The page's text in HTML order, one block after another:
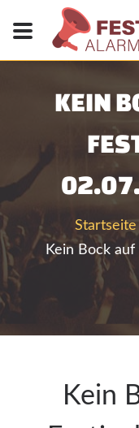
KEIN
Startseite
Kein Bock
Kein